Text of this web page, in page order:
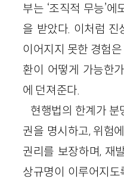
부는 ‘조직적 무능’
을 받았다. 이처럼 진
이어지지 못한 경험
환이 어떻게 가능한
에 던져준다.
현행법의 한계가 분
권을 명시하고, 위험
권리를 보장하며, 재
상규명이 이루어지